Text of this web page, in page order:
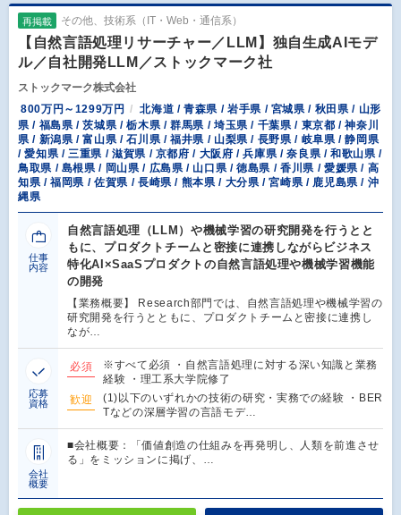
再掲載 その他、技術系（IT・Web・通信系）
【自然言語処理リサーチャー／LLM】独自生成AIモデ
ル／自社開発LLM／ストックマーク社
ストックマーク株式会社
800万円～1299万円
北海道 / 青森県 / 岩手県 / 宮城県 / 秋田県 / 山形
県 / 福島県 / 茨城県 / 栃木県 / 群馬県 / 埼玉県 / 千葉県 / 東京都 / 神奈川
県 / 新潟県 / 富山県 / 石川県 / 福井県 / 山梨県 / 長野県 / 岐阜県 / 静岡県
/ 愛知県 / 三重県 / 滋賀県 / 京都府 / 大阪府 / 兵庫県 / 奈良県 / 和歌山県 /
鳥取県 / 島根県 / 岡山県 / 広島県 / 山口県 / 徳島県 / 香川県 / 愛媛県 / 高
知県 / 福岡県 / 佐賀県 / 長崎県 / 熊本県 / 大分県 / 宮崎県 / 鹿児島県 / 沖
縄県
仕事
内容
自然言語処理（LLM）や機械学習の研究開発を行うとと
もに、プロダクトチームと密接に連携しながらビジネス
特化AI×SaaSプロダクトの自然言語処理や機械学習機能
の開発
【業務概要】 Research部門では、自然言語処理や機械学習の
研究開発を行うとともに、プロダクトチームと密接に連携し
なが…
応募
資格
必須
※すべて必須 ・自然言語処理に対する深い知識と業務
経験 ・理工系大学院修了
歓迎
(1)以下のいずれかの技術の研究・実務での経験 ・BER
Tなどの深層学習の言語モデ…
会社
概要
■会社概要：「価値創造の仕組みを再発明し、人類を前進させ
る」をミッションに掲げ、…